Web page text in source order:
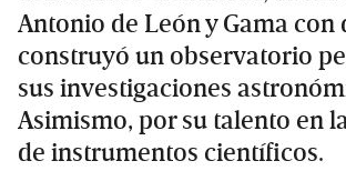
Antonio de León y Gama con
construyó un observatorio
sus investigaciones
Asimismo, por su talento en
de instrumentos científicos.